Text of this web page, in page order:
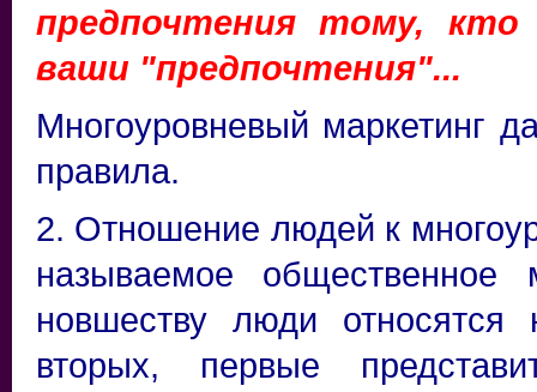
предпочтения тому,
ваши "предпочтения"...
Многоуровневый маркетинг
правила.
2. Отношение людей к
называемое
новшеству люди относятся
вторых, первые